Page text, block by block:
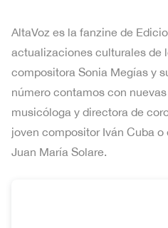
AltaVoz es la fanzine de
actualizaciones culturales de
compositora Sonia Megías y
número contamos con
musicóloga y directora de
joven compositor Iván Cuba
Juan María Solare.